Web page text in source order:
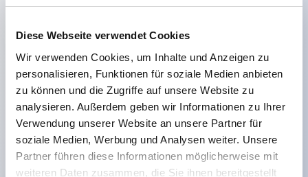
Diese Webseite verwendet Cookies
Wir verwenden Cookies, um Inhalte und Anzeigen zu
personalisieren, Funktionen für soziale Medien anbieten
zu können und die Zugriffe auf unsere Website zu
analysieren. Außerdem geben wir Informationen zu Ihrer
Verwendung unserer Website an unsere Partner für
soziale Medien, Werbung und Analysen weiter. Unsere
Partner führen diese Informationen möglicherweise mit
weiteren Daten zusammen, die Sie ihnen bereitgestellt
Pushlock-Dreh-Reset und Push-Pull-
Dualfunktionen in derselben Einheit integriert,
Direktöffnungsmechanismus (IEC60947-5-5,
IEC60947-5-1, Anhang K),
Schutzart IP65, IP67, (IEC60529) und IP69K
(ISO20653),
Löt- oder Leiterplattenanschlussoptionen,
UL NISD zugelassen, c-UL zugelassen, EN
konform